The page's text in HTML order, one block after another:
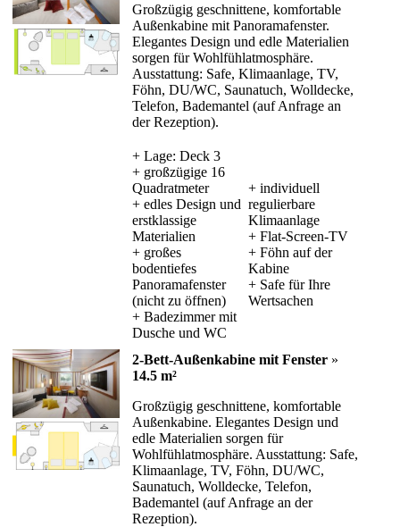
Großzügig geschnittene, komfortable
Außenkabine mit Panoramafenster.
Elegantes Design und edle Materialien
sorgen für Wohlfühlatmosphäre.
Ausstattung: Safe, Klimaanlage, TV,
Föhn, DU/WC, Saunatuch, Wolldecke,
Telefon, Bademantel (auf Anfrage an
der Rezeption).
+ Lage: Deck 3
+ großzügige 16
Quadratmeter
+ edles Design und
erstklassige
Materialien
+ großes
bodentiefes
Panoramafenster
(nicht zu öffnen)
+ Badezimmer mit
Dusche und WC
+ individuell
regulierbare
Klimaanlage
+ Flat-Screen-TV
+ Föhn auf der
Kabine
+ Safe für Ihre
Wertsachen
2-Bett-Außenkabine mit Fenster »
14.5 m²
Großzügig geschnittene, komfortable
Außenkabine. Elegantes Design und
edle Materialien sorgen für
Wohlfühlatmosphäre. Ausstattung: Safe,
Klimaanlage, TV, Föhn, DU/WC,
Saunatuch, Wolldecke, Telefon,
Bademantel (auf Anfrage an der
Rezeption).